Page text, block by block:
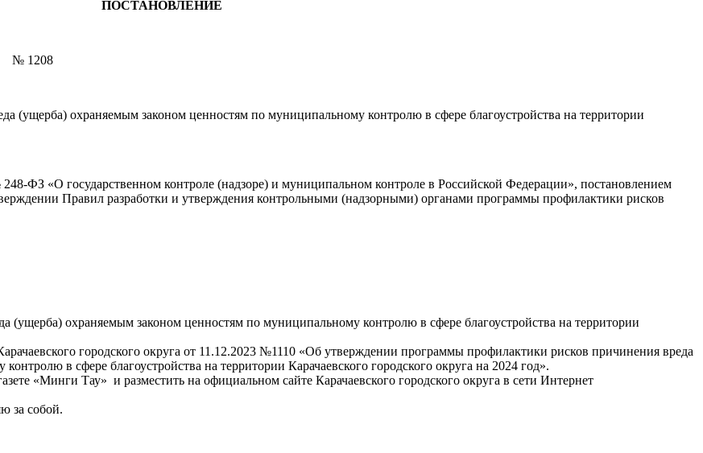
ПОСТАНОВЛЕНИЕ
(ущерба) охраняемым законом ценностям по муниципальному контролю в сфере благоустройства на территории
ФЗ «О государственном контроле (надзоре) и муниципальном контроле в Российской Федерации», постановлением
Правил разработки и утверждения контрольными (надзорными) органами программы профилактики рисков
(ущерба) охраняемым законом ценностям по муниципальному контролю в сфере благоустройства на территории
городского округа от 11.12.2023 №1110 «Об утверждении программы профилактики рисков причинения вреда
в сфере благоустройства на территории Карачаевского городского округа на 2024 год».
«Минги Тау» и разместить на официальном сайте Карачаевского городского округа в сети Интернет
за собой.